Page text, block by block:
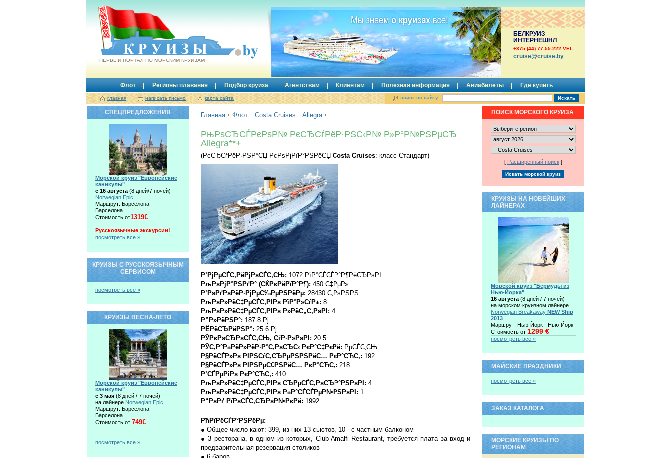
Круизы.by
ПЕРВЫЙ ПОРТАЛ ПО МОРСКИМ КРУИЗАМ
БЕЛКРУИЗ
ИНТЕРНЕШНЛ
+375 (44) 77-55-222 VEL
сruise@cruise.by
Флот Регионы плавания Подбор круиза Агентствам Клиентам Полезная информация Авиабилеты Где купить
главная написать письмо карта сайта поиск по сайту
Главная Флот Costa Cruises Allegra
РњРѕСЂСЃРєРѕР№ РєСЂСѓРёР·РЅС‹Р№ Р»Р°Р№РЅРµСЂ
Allegra**+
(РєСЂСѓРёР·РЅР°СЏ РєРѕРјРїР°РЅРёСЏ Costa Cruises: класс Стандарт)
Р’РјРµСЃС‚РёРјРѕСЃС‚СЊ: 1072 РїР°СЃСЃР°Р¶РёСЂРѕРІ
РљРѕРјР°РЅРґР° (СЌРєРёРїР°Р¶): 450 С‡РµР».
Р’РѕРґРѕРёР·РјРµС‰РµРЅРёРµ: 28430 С‚РѕРЅРЅ
РљРѕР»РёС‡РµСЃС‚РІРѕ РїР°Р»СѓР±: 8
РљРѕР»РёС‡РµСЃС‚РІРѕ Р»РёС„С‚РѕРІ: 4
Р”Р»РёРЅР°: 187.8 Рј
РЁРёСЂРёРЅР°: 25.6 Рј
РЎРєРѕСЂРѕСЃС‚СЊ, СѓР·Р»РѕРІ: 20.5
РЎС‚Р°Р±РёР»РёР·Р°С‚РѕСЂС‹ РєР°С‡РєРё: РµСЃС‚СЊ
Р§РёСЃР»Рѕ РІРЅСѓС‚СЂРµРЅРЅРёС… РєР°СЋС‚: 192
Р§РёСЃР»Рѕ РІРЅРµС€РЅРёС… РєР°СЋС‚: 218
Р’СЃРµРіРѕ РєР°СЋС‚: 410
РљРѕР»РёС‡РµСЃС‚РІРѕ СЂРµСЃС‚РѕСЂР°РЅРѕРІ: 4
РљРѕР»РёС‡РµСЃС‚РІРѕ Р±Р°СЃСЃРµР№РЅРѕРІ: 1
Р“РѕРґ РїРѕСЃС‚СЂРѕР№РєРё: 1992
РћРїРёСЃР°РЅРёРµ:
● Общее число кают: 399, из них 13 сьютов, 10 - с частным балконом
● 3 ресторана, в одном из которых, Club Amalfi Restaurant, требуется плата за вход и
предварительная резервация столиков
● 6 баров
СПЕЦПРЕДЛОЖЕНИЯ
Морской круиз "Европейские
каникулы"
с 16 августа (8 дней/7 ночей)
Norwegian Epic
Маршрут: Барселона -
Барселона
Стоимость от1319€
Русскоязычные экскурсии!
посмотреть все »
КРУИЗЫ С РУССКОЯЗЫЧНЫМ
СЕРВИСОМ
посмотреть все »
КРУИЗЫ ВЕСНА-ЛЕТО
Морской круиз "Европейские
каникулы"
c 3 мая (8 дней / 7 ночей)
на лайнере Norwegian Epic
Маршрут: Барселона -
Барселона
Стоимость от 749€
посмотреть все »
ПОИСК МОРСКОГО КРУИЗА
[ Расширенный поиск ]
КРУИЗЫ НА НОВЕЙШИХ
ЛАЙНЕРАХ
Морской круиз "Бермуды из
Нью-Йорка"
16 августа (8 дней / 7 ночей)
на морском круизном лайнере
Norwegian Breakaway NEW Ship
2013
Маршрут: Нью-Йорк - Нью-Йорк
Стоимость от 1299 €
посмотреть все »
МАЙСКИЕ ПРАЗДНИКИ
посмотреть все »
ЗАКАЗ КАТАЛОГА
МОРСКИЕ КРУИЗЫ ПО
РЕГИОНАМ